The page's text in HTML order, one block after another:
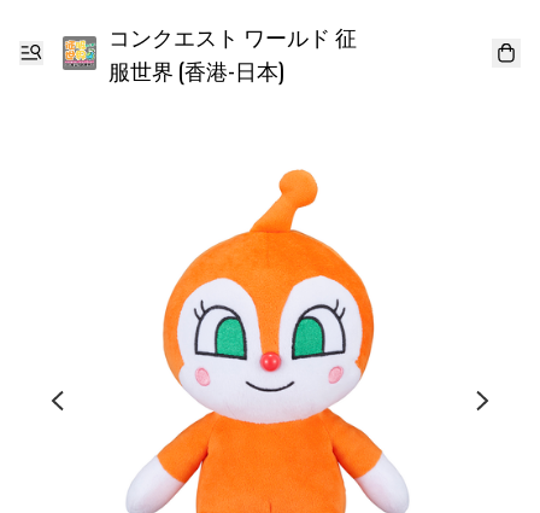
コンクエスト ワールド 征
服世界 (香港-日本)